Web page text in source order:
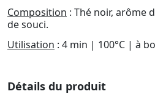
Composition : Thé noir, arôme
de souci.
Utilisation : 4 min | 100°C | à
Détails du produit